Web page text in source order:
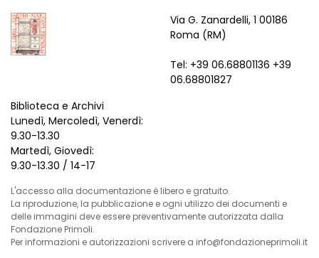
Via G. Zanardelli, 1 00186
Roma (RM)
Tel: +39 06.68801136 +39
06.68801827
Biblioteca e Archivi
Lunedì, Mercoledì, Venerdì:
9.30-13.30
Martedì, Giovedì:
9.30-13.30 / 14-17
L'accesso alla documentazione è libero e gratuito.
La riproduzione, la pubblicazione e ogni utilizzo dei documenti e
delle immagini deve essere preventivamente autorizzata dalla
Fondazione Primoli.
Per informazioni e autorizzazioni scrivere a info@fondazioneprimoli.it